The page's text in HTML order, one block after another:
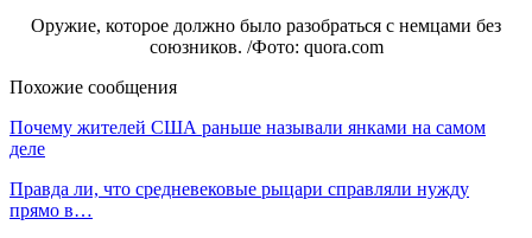
Оружие, которое должно было разобраться с немцами без
союзников. /Фото: quora.com
Похожие сообщения
Почему жителей США раньше называли янками на самом
деле
Правда ли, что средневековые рыцари справляли нужду
прямо в…